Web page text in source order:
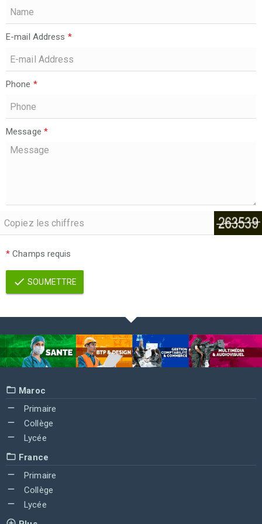
E-mail Address *
Phone *
Message *
* Champs requis
SOUMETTRE
Maroc
Primaire
Collège
Lycée
France
Primaire
Collège
Lycée